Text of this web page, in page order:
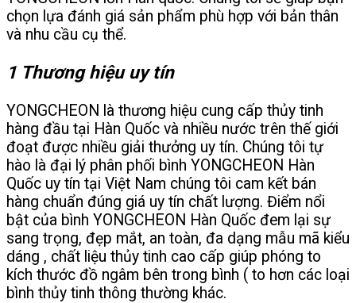
chọn lựa đánh giá sản phẩm phù hợp với bản thân
và nhu cầu cụ thể.
1 Thương hiệu uy tín
YONGCHEON là thương hiệu cung cấp thủy tinh
hàng đầu tại Hàn Quốc và nhiều nước trên thế giới
đoạt được nhiều giải thưởng uy tín. Chúng tôi tự
hào là đại lý phân phối bình YONGCHEON Hàn
Quốc uy tín tại Việt Nam chúng tôi cam kết bán
hàng chuẩn đúng giá uy tín chất lượng. Điểm nổi
bật của bình YONGCHEON Hàn Quốc đem lại sự
sang trọng, đẹp mắt, an toàn, đa dạng mẫu mã kiểu
dáng , chất liệu thủy tinh cao cấp giúp phóng to
kích thước đồ ngâm bên trong bình ( to hơn các loại
bình thủy tinh thông thường khác.